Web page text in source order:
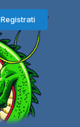
Registrati